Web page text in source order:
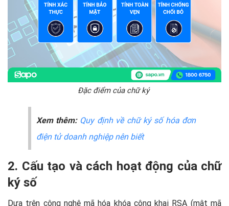
Đặc điểm của chữ ký
Xem thêm:Quy định về chữ ký số hóa đơn
điện tử doanh nghiệp nên biết
2. Cấu tạo và cách hoạt động của chữ
ký số
Dựa trên công nghệ mã hóa khóa công khai RSA (mật mã